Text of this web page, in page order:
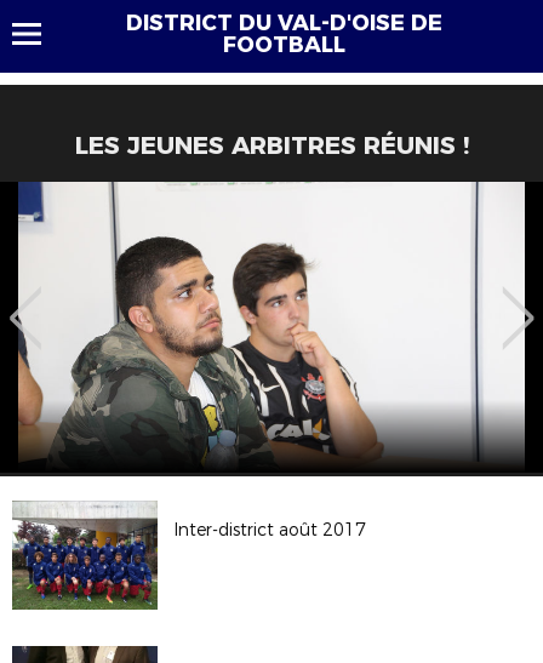
DISTRICT DU VAL-D'OISE DE
FOOTBALL
LES JEUNES ARBITRES RÉUNIS !
Inter-district août 2017